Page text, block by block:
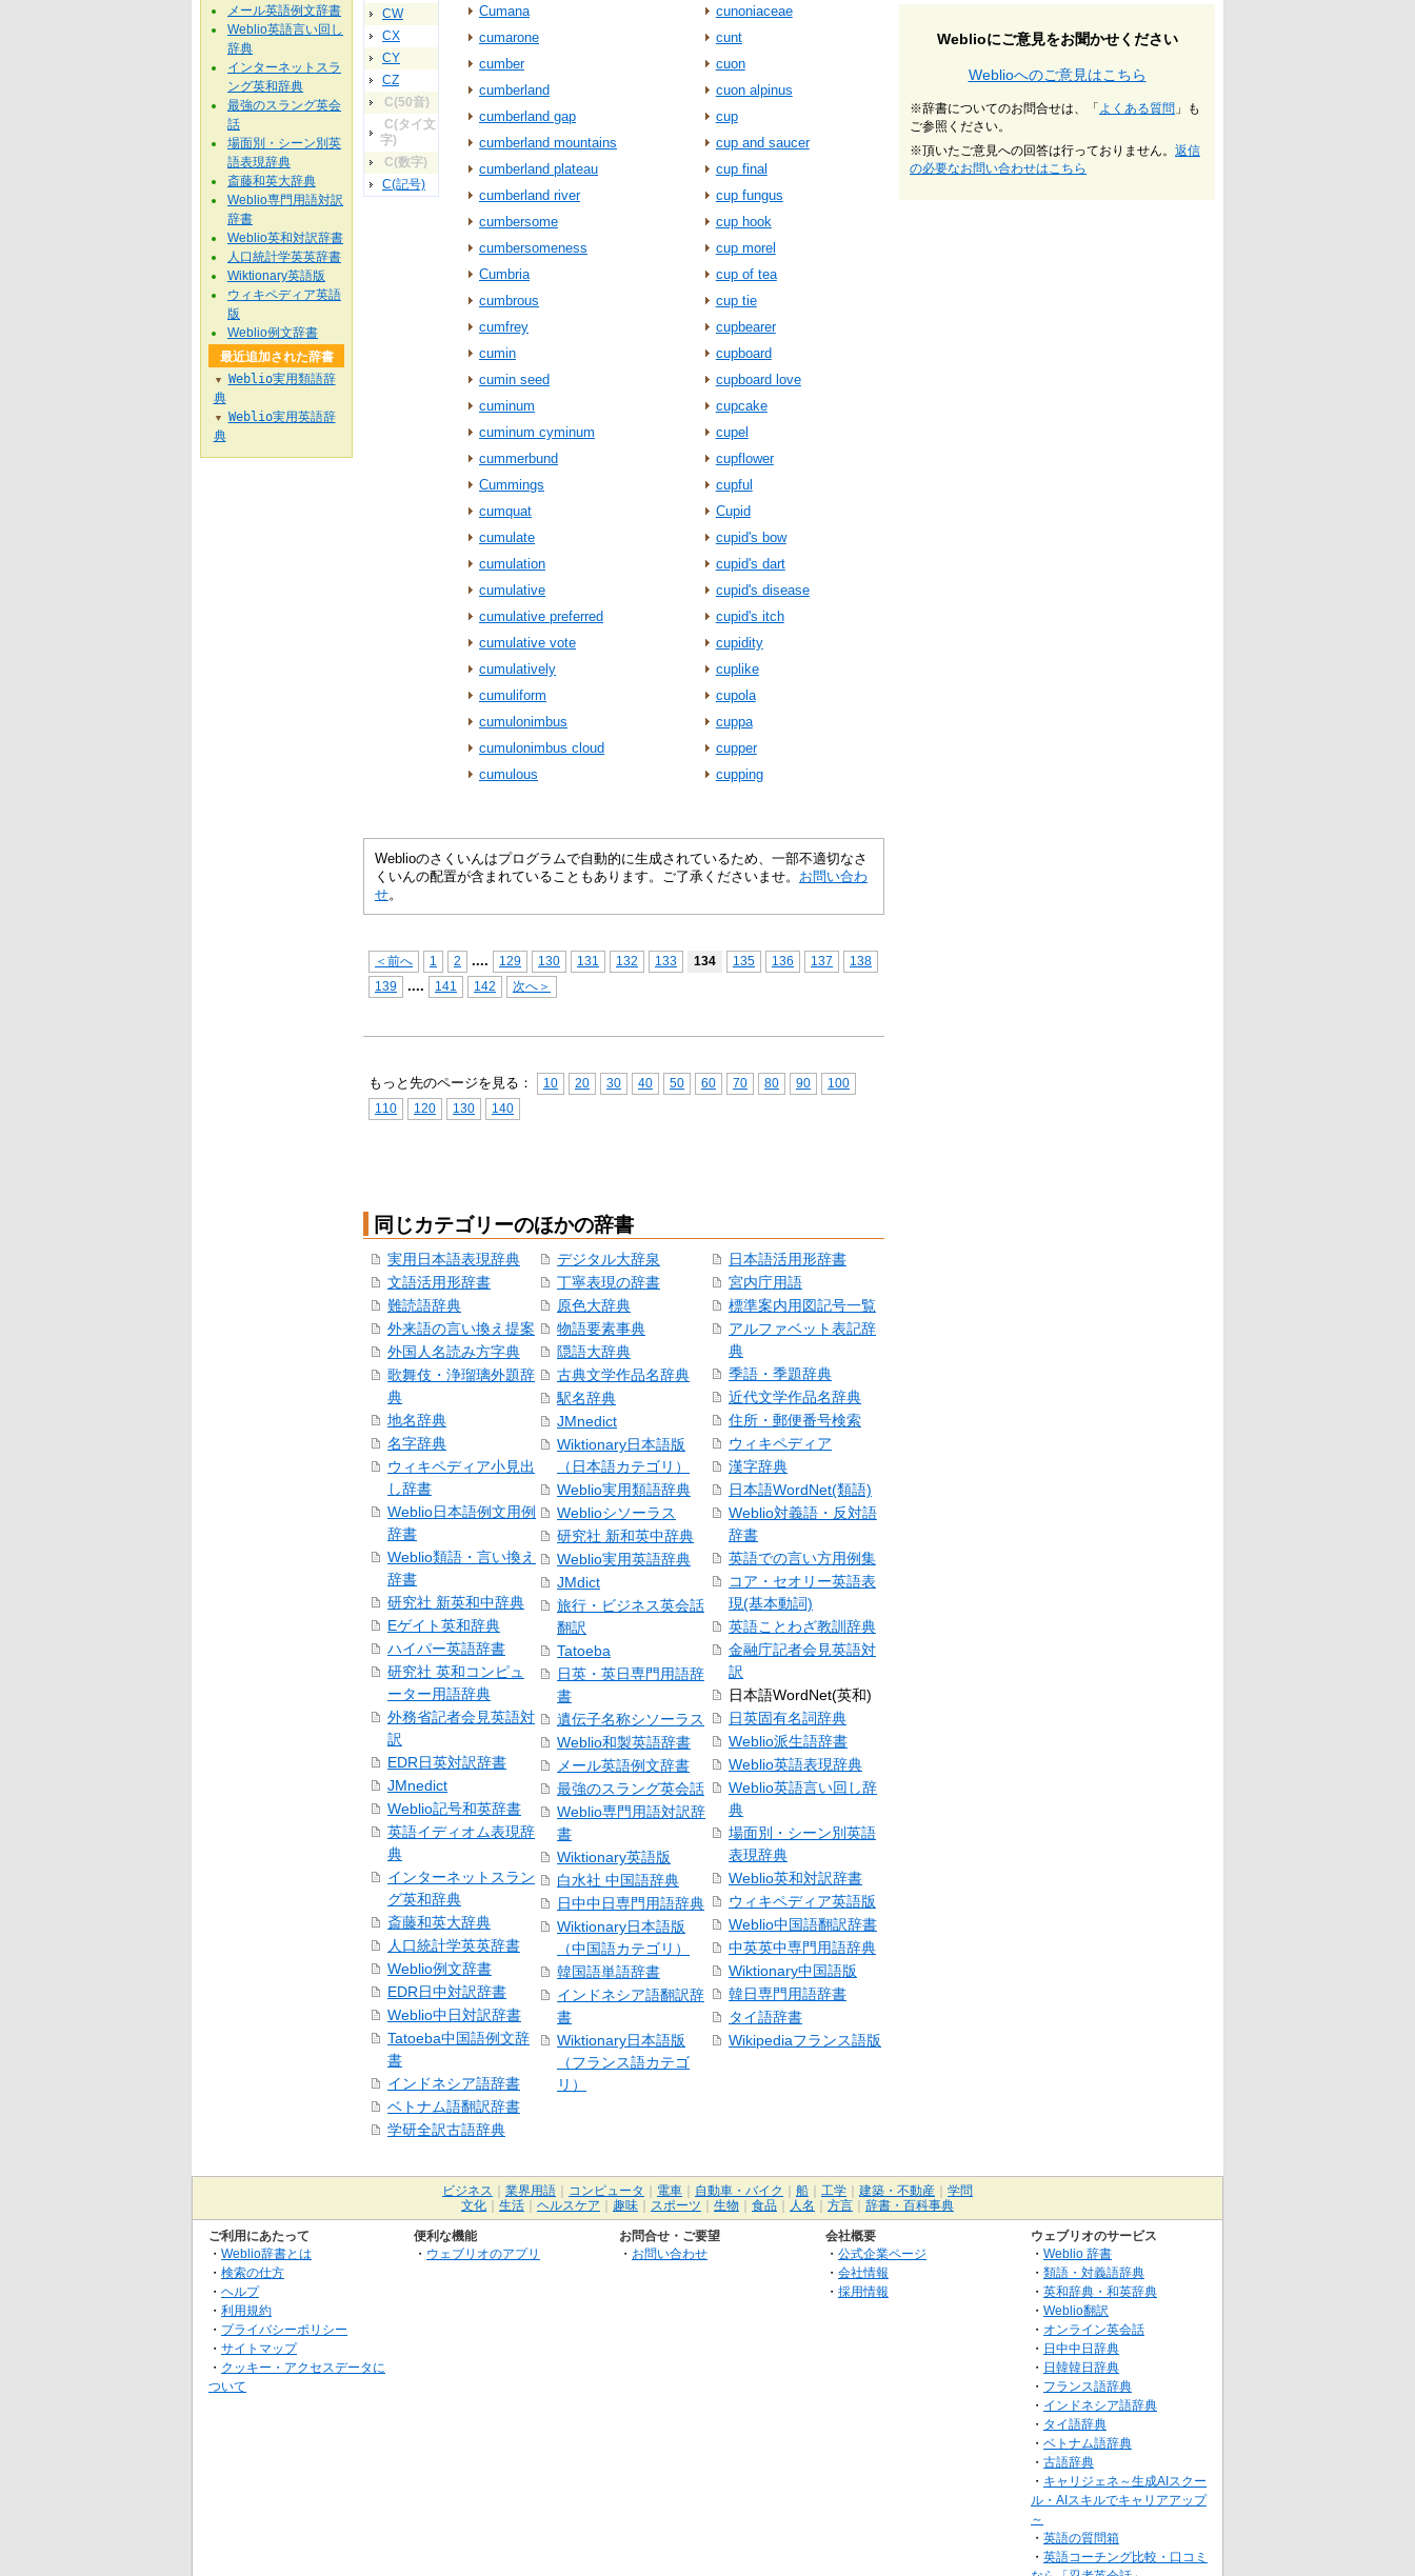
CW
CX
CY
CZ
C(50音)
C(タイ文
字)
C(数字)
C(記号)
Cumana
cumarone
cumber
cumberland
cumberland gap
cumberland mountains
cumberland plateau
cumberland river
cumbersome
cumbersomeness
Cumbria
cumbrous
cumfrey
cumin
cumin seed
cuminum
cuminum cyminum
cummerbund
Cummings
cumquat
cumulate
cumulation
cumulative
cumulative preferred
cumulative vote
cumulatively
cumuliform
cumulonimbus
cumulonimbus cloud
cumulous
cunoniaceae
cunt
cuon
cuon alpinus
cup
cup and saucer
cup final
cup fungus
cup hook
cup morel
cup of tea
cup tie
cupbearer
cupboard
cupboard love
cupcake
cupel
cupflower
cupful
Cupid
cupid's bow
cupid's dart
cupid's disease
cupid's itch
cupidity
cuplike
cupola
cuppa
cupper
cupping
Weblioのさくいんはプログラムで自動的に生成されているため、一部不適切なさ
くいんの配置が含まれていることもあります。ご了承くださいませ。 お問い合わ
せ。
＜前へ 1 2 .... 129 130 131 132 133 134 135 136 137
138
139
.... 141 142 次へ＞
もっと先のページを見る： 10 20 30 40 50 60 70 80 90
100
110
120 130 140
同じカテゴリーのほかの辞書
実用日本語表現辞典
文語活用形辞書
難読語辞典
外来語の言い換え提案
外国人名読み方字典
歌舞伎・浄瑠璃外題辞
典
地名辞典
名字辞典
ウィキペディア小見出
し辞書
Weblio日本語例文用例
辞書
Weblio類語・言い換え
辞書
研究社 新英和中辞典
Eゲイト英和辞典
ハイパー英語辞書
研究社 英和コンピュ
ーター用語辞典
外務省記者会見英語対
訳
EDR日英対訳辞書
JMnedict
Weblio記号和英辞書
英語イディオム表現辞
典
インターネットスラン
グ英和辞典
斎藤和英大辞典
人口統計学英英辞書
Weblio例文辞書
EDR日中対訳辞書
Weblio中日対訳辞書
Tatoeba中国語例文辞
書
インドネシア語辞書
ベトナム語翻訳辞書
学研全訳古語辞典
デジタル大辞泉
丁寧表現の辞書
原色大辞典
物語要素事典
隠語大辞典
古典文学作品名辞典
駅名辞典
JMnedict
Wiktionary日本語版
（日本語カテゴリ）
Weblio実用類語辞典
Weblioシソーラス
研究社 新和英中辞典
Weblio実用英語辞典
JMdict
旅行・ビジネス英会話
翻訳
Tatoeba
日英・英日専門用語辞
書
遺伝子名称シソーラス
Weblio和製英語辞書
メール英語例文辞書
最強のスラング英会話
Weblio専門用語対訳辞
書
Wiktionary英語版
白水社 中国語辞典
日中中日専門用語辞典
Wiktionary日本語版
（中国語カテゴリ）
韓国語単語辞書
インドネシア語翻訳辞
書
Wiktionary日本語版
（フランス語カテゴ
リ）
日本語活用形辞書
宮内庁用語
標準案内用図記号一覧
アルファベット表記辞
典
季語・季題辞典
近代文学作品名辞典
住所・郵便番号検索
ウィキペディア
漢字辞典
日本語WordNet(類語)
Weblio対義語・反対語
辞書
英語での言い方用例集
コア・セオリー英語表
現(基本動詞)
英語ことわざ教訓辞典
金融庁記者会見英語対
訳
日本語WordNet(英和)
日英固有名詞辞典
Weblio派生語辞書
Weblio英語表現辞典
Weblio英語言い回し辞
典
場面別・シーン別英語
表現辞典
Weblio英和対訳辞書
ウィキペディア英語版
Weblio中国語翻訳辞書
中英英中専門用語辞典
Wiktionary中国語版
韓日専門用語辞書
タイ語辞書
Wikipediaフランス語版
メール英語例文辞書
Weblio英語言い回し
辞典
インターネットスラ
ング英和辞典
最強のスラング英会
話
場面別・シーン別英
語表現辞典
斎藤和英大辞典
Weblio専門用語対訳
辞書
Weblio英和対訳辞書
人口統計学英英辞書
Wiktionary英語版
ウィキペディア英語
版
Weblio例文辞書
最近追加された辞書
▼
Weblio実用類語辞
典
▼
Weblio実用英語辞
典
Weblioにご意見をお聞かせください
Weblioへのご意見はこちら
※辞書についてのお問合せは、「 よくある質問 」も
ご参照ください。
※頂いたご意見への回答は行っておりません。 返信
の必要なお問い合わせはこちら
ビジネス 業界用語 コンピュータ 電車 自動車・バイク 船 工学 建築・不動産
学問
文化
生活 ヘルスケア 趣味 スポーツ 生物 食品 人名 方言 辞書・百科事典
ご利用にあたって
・ Weblio辞書とは
・ 検索の仕方
・ ヘルプ
・ 利用規約
・ プライバシーポリシー
・ サイトマップ
・ クッキー・アクセスデータに
ついて
便利な機能
・ ウェブリオのアプリ
お問合せ・ご要望
・ お問い合わせ
会社概要
・ 公式企業ページ
・ 会社情報
・ 採用情報
ウェブリオのサービス
・ Weblio 辞書
・ 類語・対義語辞典
・ 英和辞典・和英辞典
・ Weblio翻訳
・ オンライン英会話
・ 日中中日辞典
・ 日韓韓日辞典
・ フランス語辞典
・ インドネシア語辞典
・ タイ語辞典
・ ベトナム語辞典
・ 古語辞典
・ キャリジェネ～生成AIスクー
ル・AIスキルでキャリアアップ
～
・ 英語の質問箱
・ 英語コーチング比較・口コミ